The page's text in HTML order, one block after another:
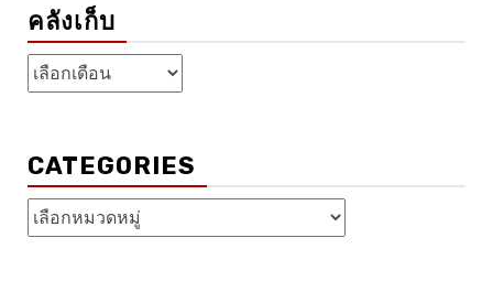
คลังเก็บ
คลัง
เก็บ
CATEGORIES
Categories